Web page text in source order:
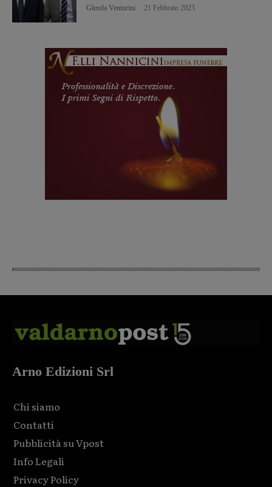
Glenda Venturini 21 Febbraio 2023
Arno Edizioni Srl
Chi siamo
Contatti
Pubblicità su Vpost
Info Legali
Privacy Policy